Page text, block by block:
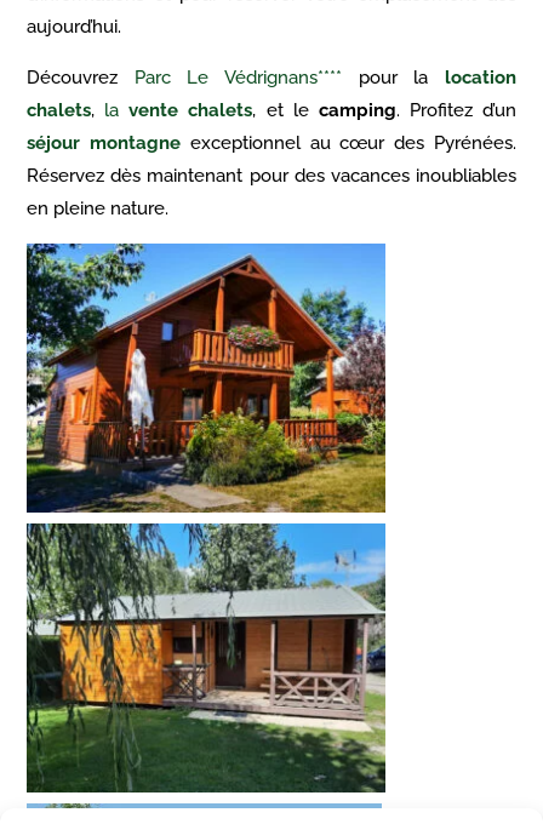
aujourd’hui.
Découvrez Parc Le Védrignans**** pour la location
chalets, lavente chalets, et le camping. Profitez d’un
séjour montagne exceptionnel au cœur des Pyrénées.
Réservez dès maintenant pour des vacances inoubliables
en pleine nature.